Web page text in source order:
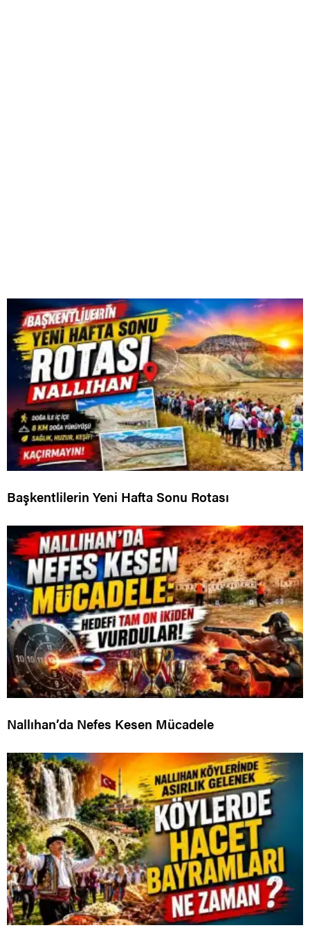
Başkentlilerin Yeni Hafta Sonu Rotası
Nallıhan’da Nefes Kesen Mücadele